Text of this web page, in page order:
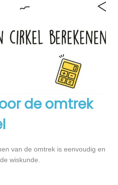
de omtrek
van de omtrek is eenvoudig en
wiskunde.